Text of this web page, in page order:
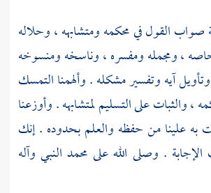
صواب القول في محكمه ومتشابهه ، وحلاله
، ومجمله ومفسره ، وناسخه ومنسوخه
آيه وتفسير مشكله . وألهمنا التمسك
، والثبات على التسليم لمتشابهه . وأوزعنا
به علينا من حفظه والعلم بحدوده . إنك
. وصلى الله على محمد النبي وآله